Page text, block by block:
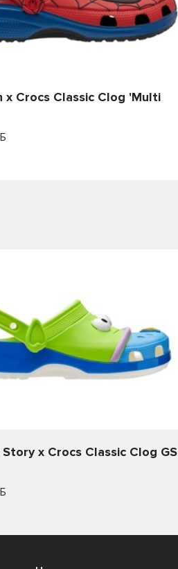
x Crocs Classic Clog 'Multi
Story x Crocs Classic Clog GS